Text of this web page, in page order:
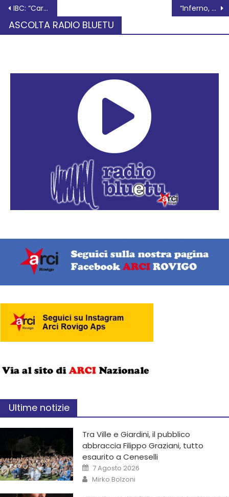
IBC: “Cardiologia di Adria, la Regione minimizza, i cittadini restano preoccupati” “Inferno, da Dante ad oggi”, ne parla Antonio Lodo
ASCOLTA RADIO BLUETU
Ultime notizie
Tra Ville e Giardini, il pubblico
abbraccia Filippo Graziani, tutto
esaurito a Ceneselli
7 Agosto 2026
Mirko Bolzoni